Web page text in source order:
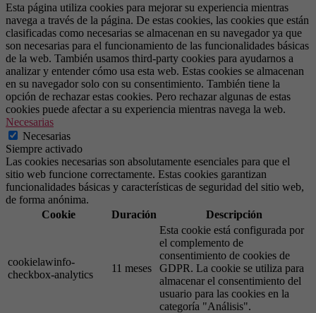
Esta página utiliza cookies para mejorar su experiencia mientras
navega a través de la página. De estas cookies, las cookies que están
clasificadas como necesarias se almacenan en su navegador ya que
son necesarias para el funcionamiento de las funcionalidades básicas
de la web. También usamos third-party cookies para ayudarnos a
analizar y entender cómo usa esta web. Estas cookies se almacenan
en su navegador solo con su consentimiento. También tiene la
opción de rechazar estas cookies. Pero rechazar algunas de estas
cookies puede afectar a su experiencia mientras navega la web.
Necesarias
Necesarias
Siempre activado
Las cookies necesarias son absolutamente esenciales para que el
sitio web funcione correctamente. Estas cookies garantizan
funcionalidades básicas y características de seguridad del sitio web,
de forma anónima.
Cookie
Duración Descripción
cookielawinfo-
checkbox-analytics
11 meses
Esta cookie está configurada por
el complemento de
consentimiento de cookies de
GDPR. La cookie se utiliza para
almacenar el consentimiento del
usuario para las cookies en la
categoría "Análisis".